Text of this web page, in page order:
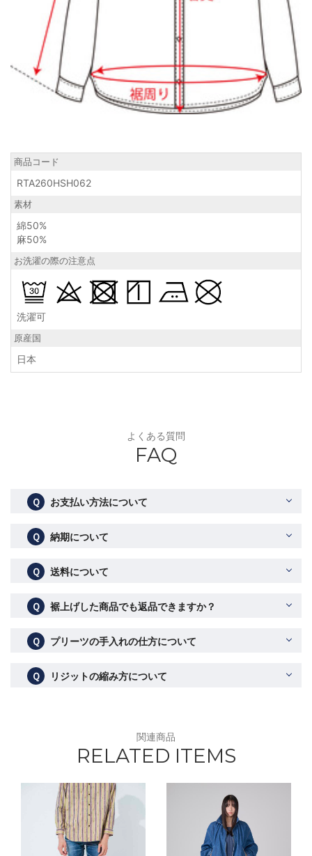
商品コード
RTA260HSH062
素材
綿50%
麻50%
お洗濯の際の注意点
洗濯可
原産国
日本
よくある質問
FAQ
Ｑ お支払い方法について
Ｑ 納期について
Ｑ 送料について
Ｑ 裾上げした商品でも返品できますか？
Ｑ プリーツの手入れの仕方について
Ｑ リジットの縮み方について
関連商品
RELATED ITEMS